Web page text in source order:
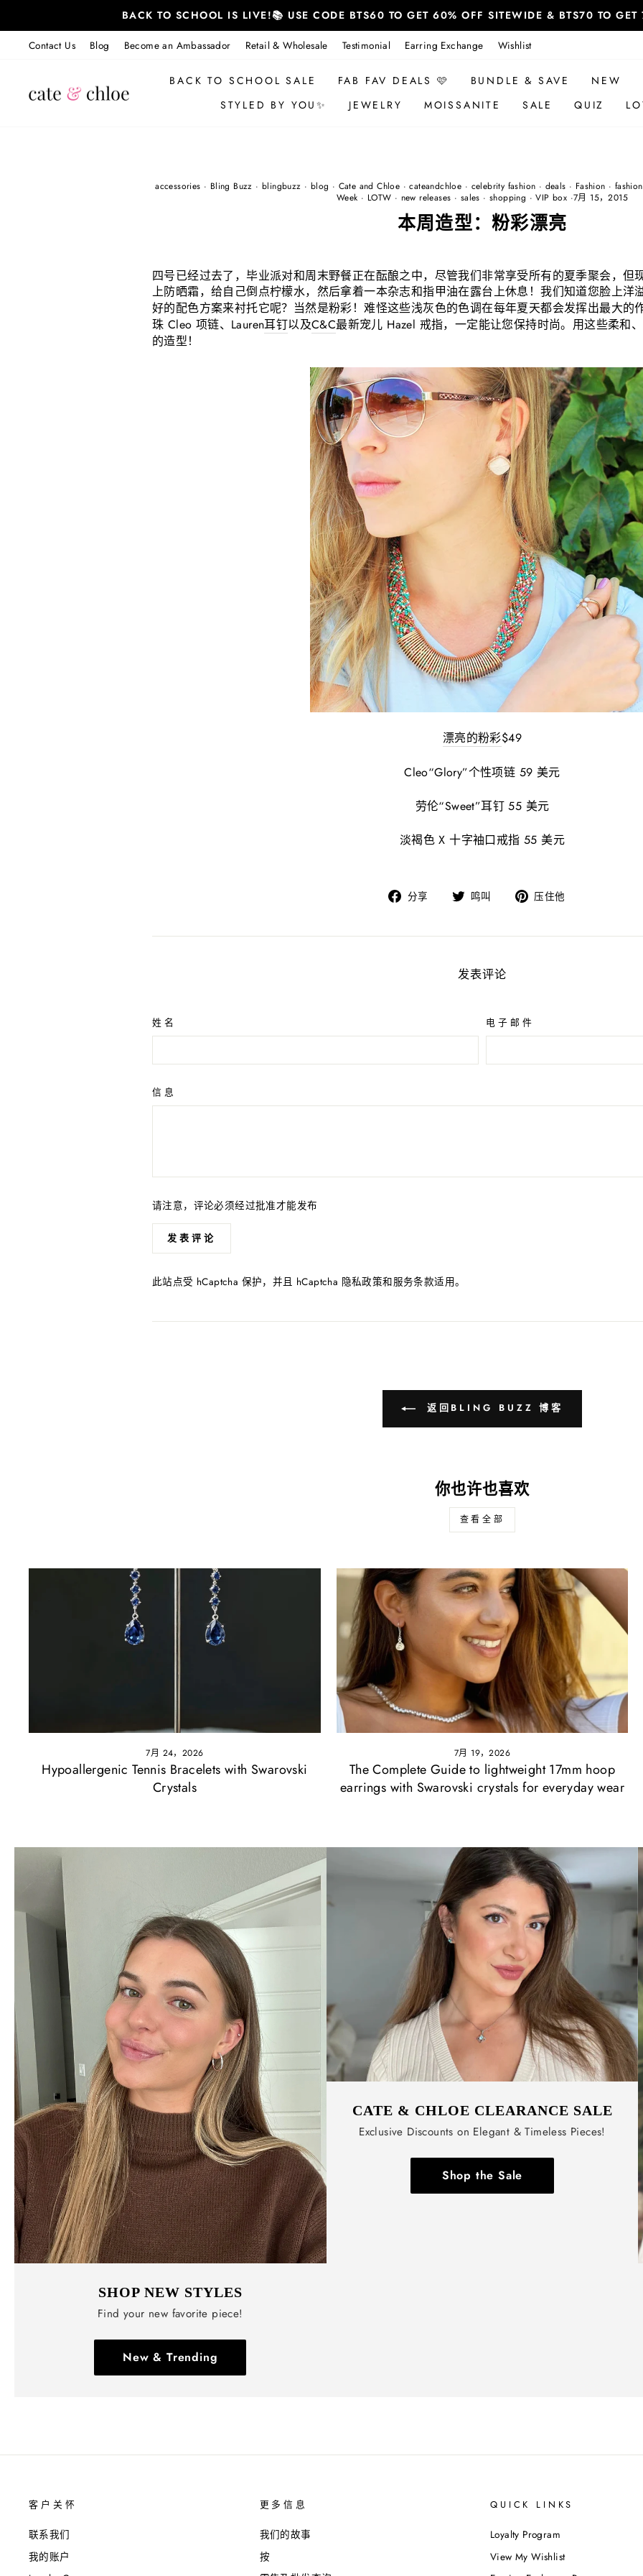
BACK TO SCHOOL IS LIVE!📚 USE CODE BTS60 TO GET 60% OFF SITEWIDE & BTS70 TO
Contact Us Blog Become an Ambassador Retail & Wholesale Testimonial Earring Exchange Wishlist
BACK TO SCHOOL SALE FAB FAV DEALS 🩷 BUNDLE & SAVE NEW
STYLED BY YOU✨
JEWELRY MOISSANITE SALE QUIZ
accessories · Bling Buzz ·blingbuzz · blog · Cate and Chloe ·cateandchloe · celebrity fashion · deals · Fashion ·
Week · LOTW · new releases · sales · shopping ·VIP box ·7月 15，2015
本周造型：粉彩漂亮
四号已经过去了，毕业派对和周末野餐正在酝酿之中，尽管我们非常享受所有的夏季聚会，但
上防晒霜，给自己倒点柠檬水，然后拿着一本杂志和指甲油在露台上休息！我们知道您脸上洋
好的配色方案来衬托它呢？当然是粉彩！难怪这些浅灰色的色调在每年夏天都会发挥出最大的
珠 Cleo 项链、Lauren耳钉以及C&C最新宠儿 Hazel 戒指，一定能让您保持时尚。用这些柔和
的造型！
漂亮的粉彩$49
Cleo“Glory”个性项链 59 美元
劳伦“Sweet”耳钉 55 美元
淡褐色 X 十字袖口戒指 55 美元
分享
上
鸣叫
发
文
压住他
Pinterest
发表评论
姓名 电子邮件
信息
请注意，评论必须经过批准才能发布
发表评论
此站点受 hCaptcha 保护，并且 hCaptcha 隐私政策和服务条款适用。
返回BLING BUZZ 博客
你也许也喜欢
查看全部
7月 24，2026
Hypoallergenic Tennis Bracelets with Swarovski
Crystals
7月 19，2026
The Complete Guide to lightweight 17mm hoop
earrings with Swarovski crystals for everyday wear
SHOP NEW STYLES
Find your new favorite piece!
New & Trending
CATE & CHLOE CLEARANCE SALE
Exclusive Discounts on Elegant & Timeless Pieces!
Shop the Sale
客户关怀
联系我们
我的账户
更多信息
我们的故事
按
QUICK LINKS
Loyalty Program
View My Wishlist